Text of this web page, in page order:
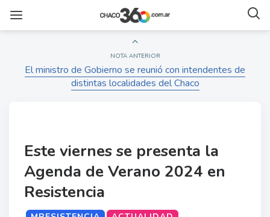
NOTA ANTERIOR
El ministro de Gobierno se reunió con intendentes de
distintas localidades del Chaco
Este viernes se presenta la
Agenda de Verano 2024 en
Resistencia